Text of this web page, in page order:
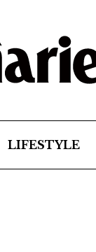
LIFESTYLE